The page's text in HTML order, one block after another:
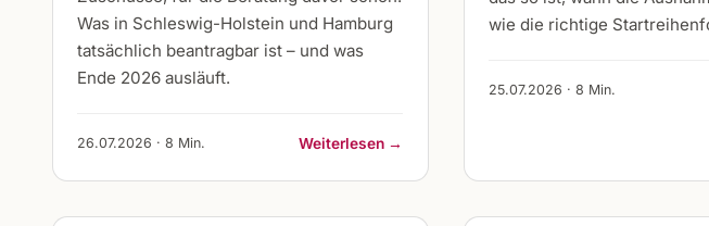
Was in Schleswig-Holstein und Hamburg
tatsächlich beantragbar ist – und was
Ende 2026 ausläuft.
26.07.2026 · 8 Min. Weiterlesen →
wie die richtige
25.07.2026 · 8 Min.